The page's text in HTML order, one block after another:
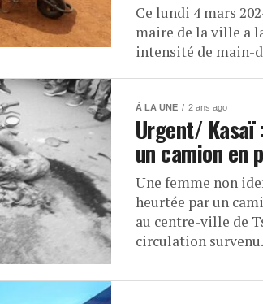
Ce lundi 4 mars
maire de la ville a
intensité de main-
À LA UNE 2 ans ago
Urgent/ Kasaï
un camion en
Une femme non
heurtée par un
au centre-ville de
circulation